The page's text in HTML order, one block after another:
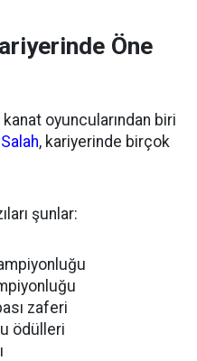
Öne
oyuncularından biri
, kariyerinde birçok
şunlar:
zaferi
ödülleri